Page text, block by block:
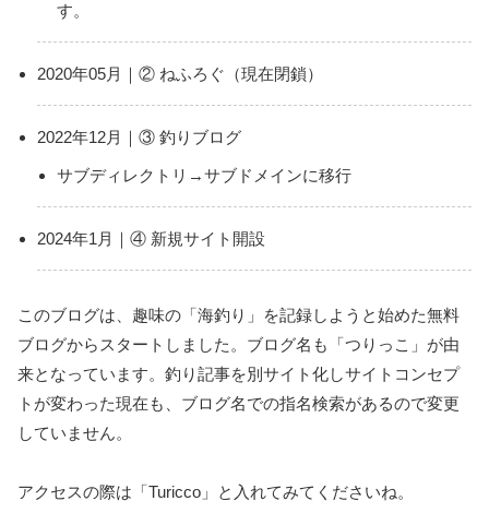
す。
2020年05月｜② ねふろぐ（現在閉鎖）
2022年12月｜③ 釣りブログ
サブディレクトリ→サブドメインに移行
2024年1月｜④ 新規サイト開設
このブログは、趣味の「海釣り」を記録しようと始めた無料
ブログからスタートしました。ブログ名も「つりっこ」が由
来となっています。釣り記事を別サイト化しサイトコンセプ
トが変わった現在も、ブログ名での指名検索があるので変更
していません。
アクセスの際は「Turicco」と入れてみてくださいね。